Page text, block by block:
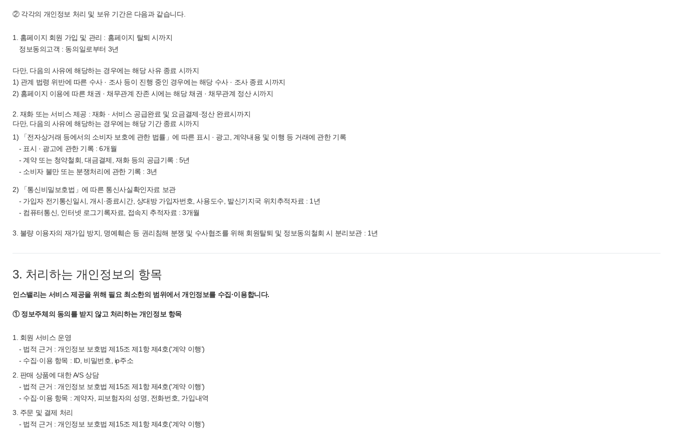
② 각각의 개인정보 처리 및 보유 기간은 다음과 같습니다.
1. 홈페이지 회원 가입 및 관리 : 홈페이지 탈퇴 시까지
정보동의고객 : 동의일로부터 3년
다만, 다음의 사유에 해당하는 경우에는 해당 사유 종료 시까지
1) 관계 법령 위반에 따른 수사 · 조사 등이 진행 중인 경우에는 해당 수사 · 조사 종료 시까지
2) 홈페이지 이용에 따른 채권 · 채무관계 잔존 시에는 해당 채권 · 채무관계 정산 시까지
2. 재화 또는 서비스 제공 : 재화 · 서비스 공급완료 및 요금결제·정산 완료시까지
다만, 다음의 사유에 해당하는 경우에는 해당 기간 종료 시까지
1) 「전자상거래 등에서의 소비자 보호에 관한 법률」에 따른 표시 · 광고, 계약내용 및 이행 등 거래에 관한 기록
- 표시 · 광고에 관한 기록 : 6개월
- 계약 또는 청약철회, 대금결제, 재화 등의 공급기록 : 5년
- 소비자 불만 또는 분쟁처리에 관한 기록 : 3년
2) 「통신비밀보호법」에 따른 통신사실확인자료 보관
- 가입자 전기통신일시, 개시·종료시간, 상대방 가입자번호, 사용도수, 발신기지국 위치추적자료 : 1년
- 컴퓨터통신, 인터넷 로그기록자료, 접속지 추적자료 : 3개월
3. 불량 이용자의 재가입 방지, 명예훼손 등 권리침해 분쟁 및 수사협조를 위해 회원탈퇴 및 정보동의철회 시 분리보관 : 1년
3. 처리하는 개인정보의 항목
인스밸리는 서비스 제공을 위해 필요 최소한의 범위에서 개인정보를 수집·이용합니다.
① 정보주체의 동의를 받지 않고 처리하는 개인정보 항목
1. 회원 서비스 운영
- 법적 근거 : 개인정보 보호법 제15조 제1항 제4호(‘계약 이행’)
- 수집·이용 항목 : ID, 비밀번호, ip주소
2. 판매 상품에 대한 A/S 상담
- 법적 근거 : 개인정보 보호법 제15조 제1항 제4호(‘계약 이행’)
- 수집·이용 항목 : 계약자, 피보험자의 성명, 전화번호, 가입내역
3. 주문 및 결제 처리
- 법적 근거 : 개인정보 보호법 제15조 제1항 제4호(‘계약 이행’)